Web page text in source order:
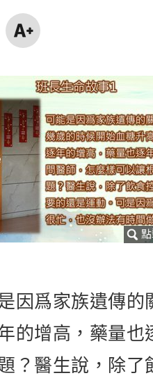
因爲家族遺傳的
的增高，藥量也
？醫生說，除